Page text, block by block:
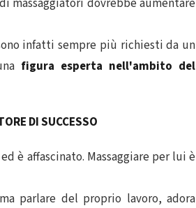
massaggiatori dovrebbe aumentare
infatti sempre più richiesti da un
figura esperta nell'ambito del
DI SUCCESSO
è affascinato. Massaggiare per lui è
parlare del proprio lavoro, adora